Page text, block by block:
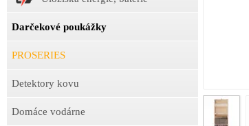
Darčekové poukážky
PROSERIES
Detektory kovu
Domáce vodárne